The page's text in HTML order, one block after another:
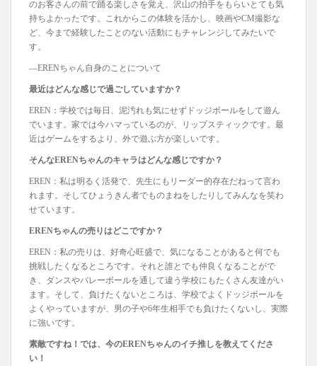
のお客さんの前で踊る楽しさを覚え、沢山の拍手をもらいとても気
持ちよかったです。これからこの体験を活かし、映画やCM撮影な
ど、今まで経験したことのない活動にもチャレンジしてみたいで
す。
―ERENちゃん自身のことについて
最近はどんな感じで過ごしていますか？
EREN：学校では毎日、泥汚れも気にせずドッジボールをして遊ん
でいます。家では今ハマっているのが、リップスティックです。最
近はゲームをするより、外で遊ぶ方が楽しいです。
そんなERENちゃんのキャラはどんな感じですか？
EREN：私は明るく活発で、先生にもリーダー的存在だねって言わ
れます。そしてひょうきん者でものまねをしたりしてみんなを笑わ
せています。
ERENちゃんの売りはどこですか？
EREN：私の売りは、好奇心旺盛で、気になることがあると何でも
挑戦したくなるところです。それと誰とでも仲良くなることがで
き、ダンスやバレーボールを通して違う学校にもたくさん友達がい
ます。そして、負けたくないところは、学校でよくドッジボールを
よくやっていますが、男の子や6年生相手でも負けたくないし、実際
に強いです。
素敵ですね！では、今のERENちゃんのイチ推しを教えてくださ
い！